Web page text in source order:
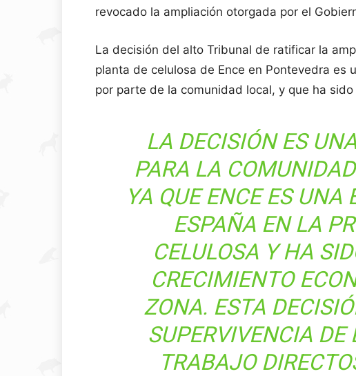
revocado la ampliación otorgada por el
La decisión del alto Tribunal de ratificar la
planta de celulosa de Ence en Pontevedra es
por parte de la comunidad local, y que ha
LA DECISIÓN ES
PARA LA
YA QUE ENCE ES UNA
ESPAÑA EN LA
CELULOSA Y HA
CRECIMIENTO
ZONA. ESTA
SUPERVIVENCIA DE
TRABAJO